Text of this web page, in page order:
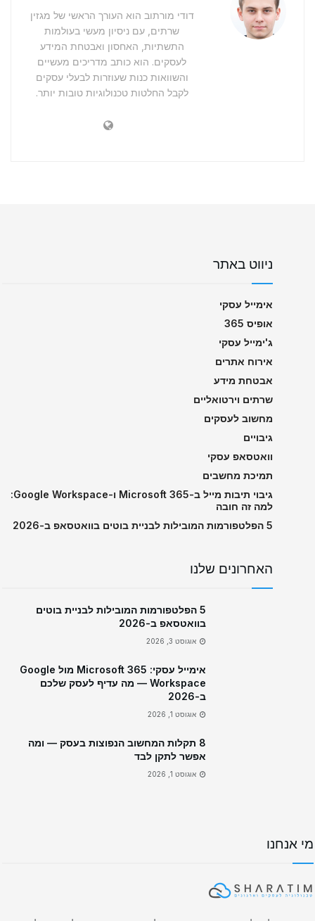
דודי מורתוב הוא העורך הראשי של מגזין
שרתים, עם ניסיון מעשי בעולמות
התשתיות, האחסון ואבטחת המידע
לעסקים. הוא כותב מדריכים מעשיים
והשוואות כנות שעוזרות לבעלי עסקים
לקבל החלטות טכנולוגיות טובות יותר.
ניווט באתר
אימייל עסקי
אופיס 365
ג'ימייל עסקי
אירוח אתרים
אבטחת מידע
שרתים וירטואליים
מחשוב לעסקים
גיבויים
וואטסאפ עסקי
תמיכת מחשבים
גיבוי תיבות מייל ב-Microsoft 365 ו-Google Workspace:
למה זה חובה
5 הפלטפורמות המובילות לבניית בוטים בוואטסאפ ב-2026
האחרונים שלנו
5 הפלטפורמות המובילות לבניית בוטים
בוואטסאפ ב-2026
אוגוסט 3, 2026
אימייל עסקי: Microsoft 365 מול Google
Workspace — מה עדיף לעסק שלכם
ב-2026
אוגוסט 1, 2026
8 תקלות המחשוב הנפוצות בעסק — ומה
אפשר לתקן לבד
אוגוסט 1, 2026
מי אנחנו